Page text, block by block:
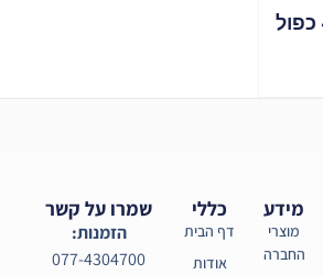
גגון ניאו 4050 כפול
כללי
דף הבית
אודות
מידע
מוצרי
החברה
שמרו על קשר
הזמנות:
077-4304700